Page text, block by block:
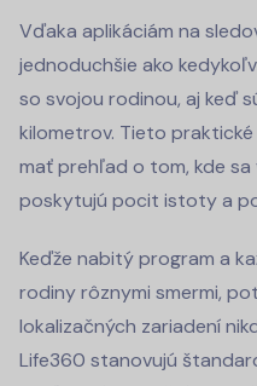
Vďaka aplikáciám na
jednoduchšie ako
so svojou rodinou, aj keď
kilometrov. Tieto
mať prehľad o tom, kde sa
poskytujú pocit istoty a
Keďže nabitý program a
rodiny rôznymi smermi,
lokalizačných zariadení
Life360 stanovujú